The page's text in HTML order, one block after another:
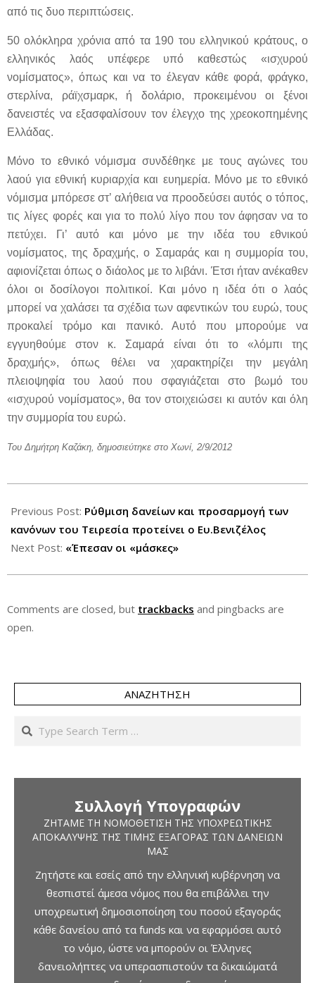
από τις δυο περιπτώσεις.
50 ολόκληρα χρόνια από τα 190 του ελληνικού κράτους, ο
ελληνικός λαός υπέφερε υπό καθεστώς «ισχυρού
νομίσματος», όπως και να το έλεγαν κάθε φορά, φράγκο,
στερλίνα, ράϊχσμαρκ, ή δολάριο, προκειμένου οι ξένοι
δανειστές να εξασφαλίσουν τον έλεγχο της χρεοκοπημένης
Ελλάδας.
Μόνο το εθνικό νόμισμα συνδέθηκε με τους αγώνες του
λαού για εθνική κυριαρχία και ευημερία. Μόνο με το εθνικό
νόμισμα μπόρεσε στ’ αλήθεια να προοδεύσει αυτός ο τόπος,
τις λίγες φορές και για το πολύ λίγο που τον άφησαν να το
πετύχει. Γι’ αυτό και μόνο με την ιδέα του εθνικού
νομίσματος, της δραχμής, ο Σαμαράς και η συμμορία του,
αφιονίζεται όπως ο διάολος με το λιβάνι. Έτσι ήταν ανέκαθεν
όλοι οι δοσίλογοι πολιτικοί. Και μόνο η ιδέα ότι ο λαός
μπορεί να χαλάσει τα σχέδια των αφεντικών του ευρώ, τους
προκαλεί τρόμο και πανικό. Αυτό που μπορούμε να
εγγυηθούμε στον κ. Σαμαρά είναι ότι το «λόμπι της
δραχμής», όπως θέλει να χαρακτηρίζει την μεγάλη
πλειοψηφία του λαού που σφαγιάζεται στο βωμό του
«ισχυρού νομίσματος», θα τον στοιχειώσει κι αυτόν και όλη
την συμμορία του ευρώ.
Του Δημήτρη Καζάκη, δημοσιεύτηκε στο Χωνί, 2/9/2012
09-
04
Previous Post: Ρύθμιση δανείων και προσαρμογή των
κανόνων του Τειρεσία προτείνει ο Ευ.Βενιζέλος
Next Post: «Έπεσαν οι «μάσκες»
Comments are closed, but trackbacks and pingbacks are
open.
ΑΝΑΖΉΤΗΣΗ
Search
Συλλογή Υπογραφών
ΖΗΤΆΜΕ ΤΗ ΝΟΜΟΘΈΤΙΣΗ ΤΗΣ ΥΠΟΧΡΕΩΤΙΚΉΣ
ΑΠΟΚΆΛΥΨΗΣ ΤΗΣ ΤΙΜΉΣ ΕΞΑΓΟΡΆΣ ΤΩΝ ΔΑΝΕΊΩΝ
ΜΑΣ
Ζητήστε και εσείς από την ελληνική κυβέρνηση να
θεσπιστεί άμεσα νόμος που θα επιβάλλει την
υποχρεωτική δημοσιοποίηση του ποσού εξαγοράς
κάθε δανείου από τα funds και να εφαρμόσει αυτό
το νόμο, ώστε να μπορούν οι Έλληνες
δανειολήπτες να υπερασπιστούν τα δικαιώματά